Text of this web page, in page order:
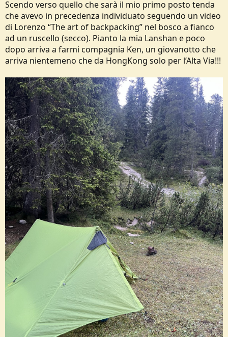
Scendo verso quello che sarà il mio primo posto tenda
che avevo in precedenza individuato seguendo un video
di Lorenzo “The art of backpacking” nel bosco a fianco
ad un ruscello (secco). Pianto la mia Lanshan e poco
dopo arriva a farmi compagnia Ken, un giovanotto che
arriva nientemeno che da HongKong solo per l’Alta Via!!!